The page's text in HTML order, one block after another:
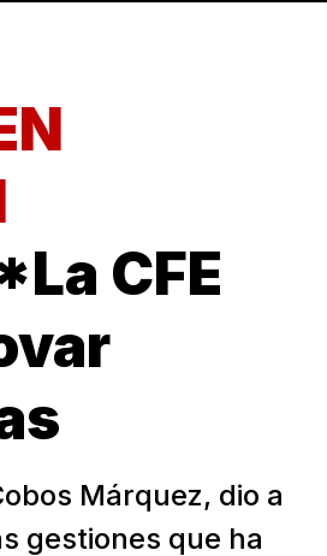
CFE
Márquez, dio a
gestiones que ha